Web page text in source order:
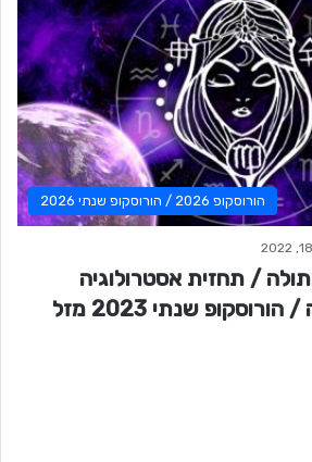
הורוסקופ 2026 / הורוסקופ שנתי 2026
2023 בתולה / תחזית אסטרולוגיה
שנתית מזל בתולה / הורוסקופ שנתי 2023 מזל